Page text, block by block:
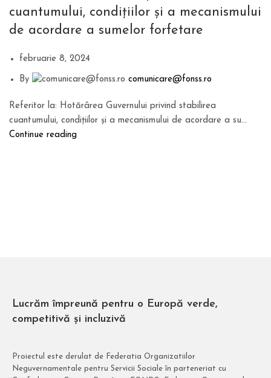
cuantumului, condițiilor și a mecanismului
de acordare a sumelor forfetare
februarie 8, 2024
By comunicare@fonss.ro
Referitor la: Hotărârea Guvernului privind stabilirea
cuantumului, condițiilor și a mecanismului de acordare a su...
Continue reading
Lucrăm împreună pentru o Europă verde,
competitivă și incluzivă
Proiectul este derulat de Federatia Organizatiilor
Neguvernamentale pentru Servicii Sociale în parteneriat cu